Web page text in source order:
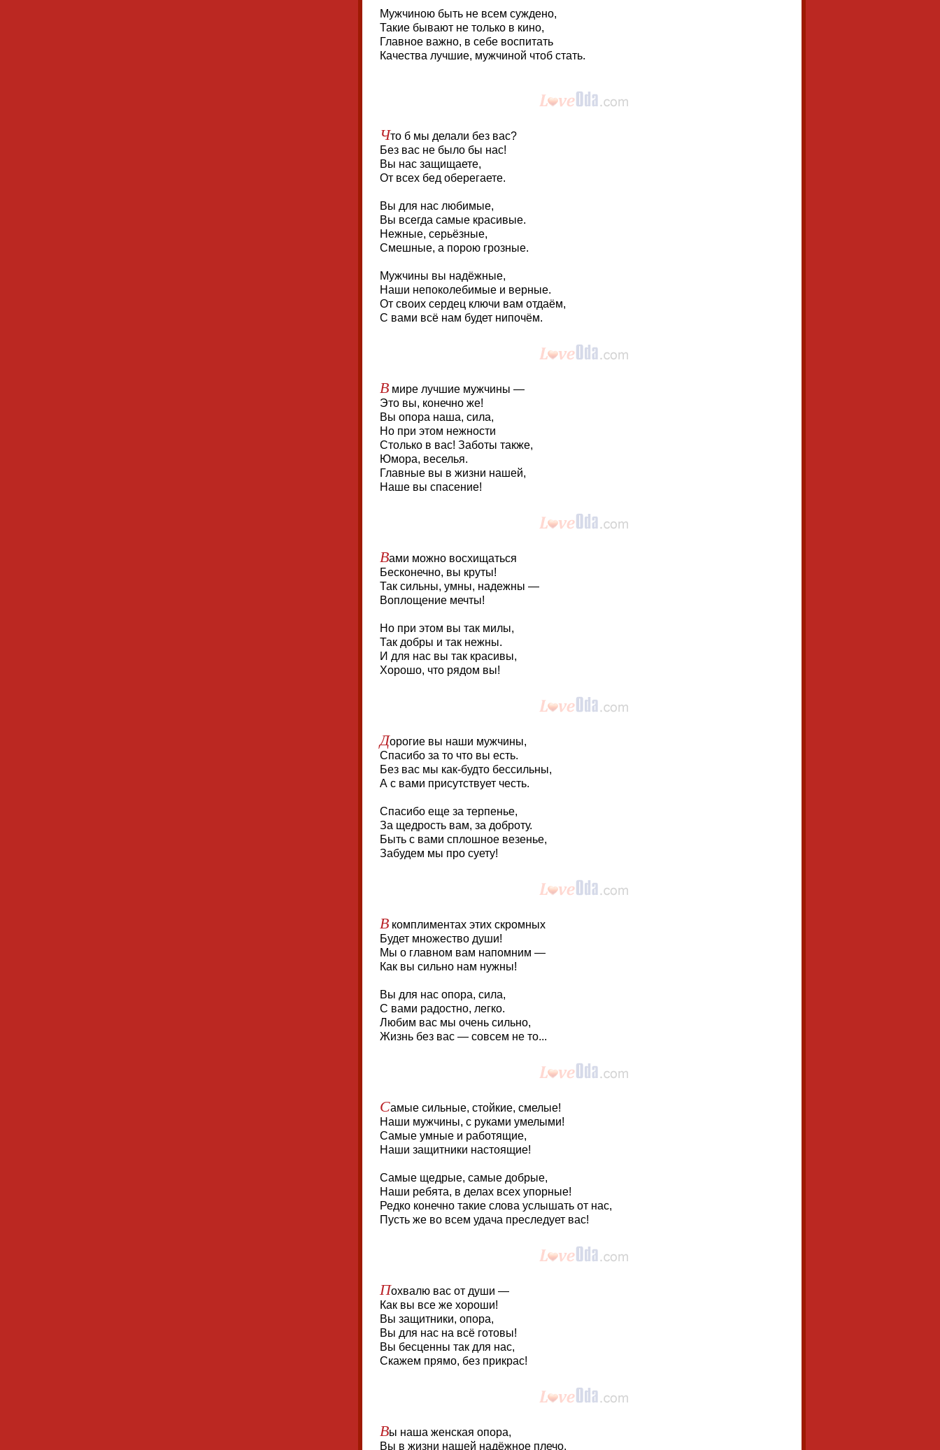
Мужчиною быть не всем суждено,
Такие бывают не только в кино,
Главное важно, в себе воспитать
Качества лучшие, мужчиной чтоб стать.
Что б мы делали без вас?
Без вас не было бы нас!
Вы нас защищаете,
От всех бед оберегаете.
Вы для нас любимые,
Вы всегда самые красивые.
Нежные, серьёзные,
Смешные, а порою грозные.
Мужчины вы надёжные,
Наши непоколебимые и верные.
От своих сердец ключи вам отдаём,
С вами всё нам будет нипочём.
В мире лучшие мужчины —
Это вы, конечно же!
Вы опора наша, сила,
Но при этом нежности
Столько в вас! Заботы также,
Юмора, веселья.
Главные вы в жизни нашей,
Наше вы спасение!
Вами можно восхищаться
Бесконечно, вы круты!
Так сильны, умны, надежны —
Воплощение мечты!
Но при этом вы так милы,
Так добры и так нежны.
И для нас вы так красивы,
Хорошо, что рядом вы!
Дорогие вы наши мужчины,
Спасибо за то что вы есть.
Без вас мы как-будто бессильны,
А с вами присутствует честь.
Спасибо еще за терпенье,
За щедрость вам, за доброту.
Быть с вами сплошное везенье,
Забудем мы про суету!
В комплиментах этих скромных
Будет множество души!
Мы о главном вам напомним —
Как вы сильно нам нужны!
Вы для нас опора, сила,
С вами радостно, легко.
Любим вас мы очень сильно,
Жизнь без вас — совсем не то...
Самые сильные, стойкие, смелые!
Наши мужчины, с руками умелыми!
Самые умные и работящие,
Наши защитники настоящие!
Самые щедрые, самые добрые,
Наши ребята, в делах всех упорные!
Редко конечно такие слова услышать от нас,
Пусть же во всем удача преследует вас!
Похвалю вас от души —
Как вы все же хороши!
Вы защитники, опора,
Вы для нас на всё готовы!
Вы бесценны так для нас,
Скажем прямо, без прикрас!
Вы наша женская опора,
Вы в жизни нашей надёжное плечо,